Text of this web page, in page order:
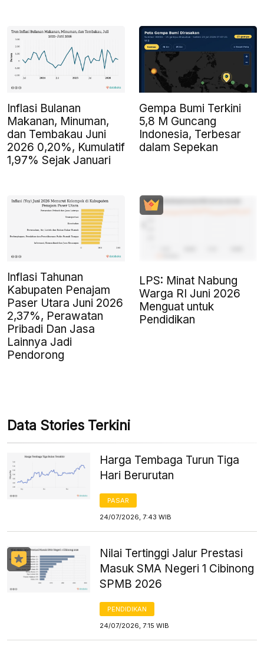
Inflasi Bulanan
Makanan, Minuman,
dan Tembakau Juni
2026 0,20%, Kumulatif
1,97% Sejak Januari
Gempa Bumi Terkini
5,8 M Guncang
Indonesia, Terbesar
dalam Sepekan
Inflasi Tahunan
Kabupaten Penajam
Paser Utara Juni 2026
2,37%, Perawatan
Pribadi Dan Jasa
Lainnya Jadi
Pendorong
LPS: Minat Nabung
Warga RI Juni 2026
Menguat untuk
Pendidikan
Data Stories Terkini
Harga Tembaga Turun Tiga
Hari Berurutan
PASAR
24/07/2026, 7:43 WIB
Nilai Tertinggi Jalur Prestasi
Masuk SMA Negeri 1 Cibinong
SPMB 2026
PENDIDIKAN
24/07/2026, 7:15 WIB